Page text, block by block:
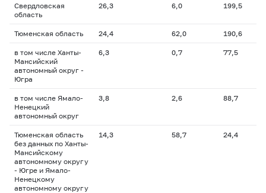
Свердловская
область
26,3 6,0 199,5
Тюменская область 24,4 62,0 190,6
в том числе Ханты-
Мансийский
автономный округ -
Югра
6,3 0,7 77,5
в том числе Ямало-
Ненецкий
автономный округ
3,8 2,6 88,7
Тюменская область
без данных по Ханты-
Мансийскому
автономному округу
- Югре и Ямало-
Ненецкому
автономному округу
14,3 58,7 24,4